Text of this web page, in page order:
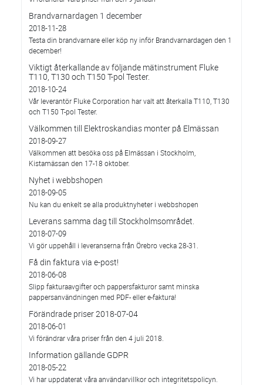
Brandvarnardagen 1 december
2018-11-28
Testa din brandvarnare eller köp ny inför Brandvarnardagen den 1
december!
Viktigt återkallande av följande mätinstrument Fluke
T110, T130 och T150 T-pol Tester.
2018-10-24
Vår leverantör Fluke Corporation har valt att återkalla T110, T130
och T150 T-pol Tester.
Välkommen till Elektroskandias monter på Elmässan
2018-09-27
Välkommen att besöka oss på Elmässan i Stockholm,
Kistamässan den 17-18 oktober.
Nyhet i webbshopen
2018-09-05
Nu kan du enkelt se alla produktnyheter i webbshopen
Leverans samma dag till Stockholmsområdet.
2018-07-09
Vi gör uppehåll i leveranserna från Örebro vecka 28-31.
Få din faktura via e-post!
2018-06-08
Slipp fakturaavgifter och pappersfakturor samt minska
pappersanvändningen med PDF- eller e-faktura!
Förändrade priser 2018-07-04
2018-06-01
Vi förändrar våra priser från den 4 juli 2018.
Information gällande GDPR
2018-05-22
Vi har uppdaterat våra användarvillkor och integritetspolicyn.